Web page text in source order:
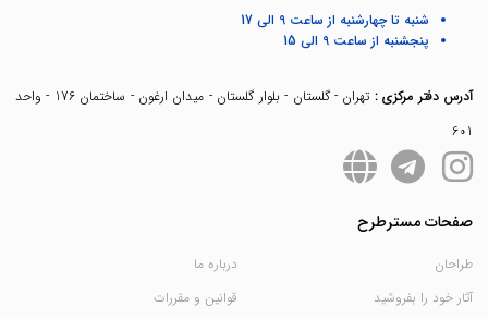
شنبه تا چهارشنبه از ساعت 9 الی 17
پنجشنبه از ساعت 9 الی 15
آدرس دفتر مرکزی :
تهران - گلستان - بلوار گلستان - میدان ارغون - ساختمان 176 - واحد
601
صفحات مسترطرح
طراحان
آثار خود را بفروشید
درباره ما
قوانین و مقررات